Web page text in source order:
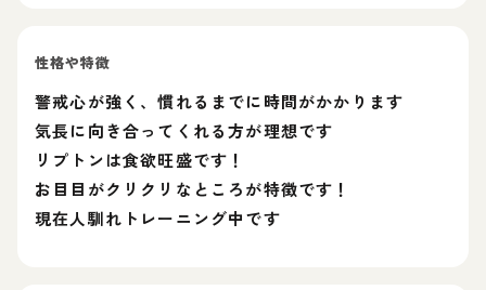
性格や特徴
警戒心が強く、慣れるまでに時間がかかります
気長に向き合ってくれる方が理想です
リプトンは食欲旺盛です！
お目目がクリクリなところが特徴です！
現在人馴れトレーニング中です